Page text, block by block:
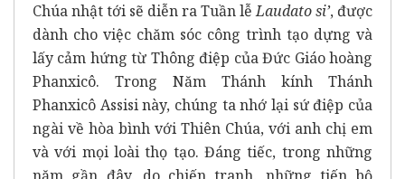
Chúa nhật tới sẽ diễn ra Tuần lễLaudato si’, được
dành cho việc chăm sóc công trình tạo dựng và
lấy cảm hứng từ Thông điệp của Đức Giáo hoàng
Phanxicô. Trong Năm Thánh kính Thánh
Phanxicô Assisi này, chúng ta nhớ lại sứ điệp của
ngài về hòa bình với Thiên Chúa, với anh chị em
và với mọi loài thọ tạo. Đáng tiếc, trong những